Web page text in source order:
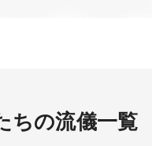
ちの流儀一覧